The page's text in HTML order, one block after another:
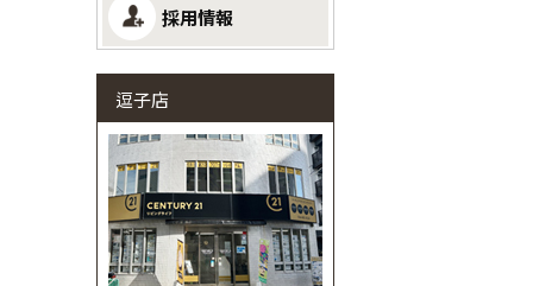
採用情報
逗子店